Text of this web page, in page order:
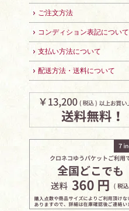
ご注文方法
コンディション表記について
支払い方法について
配送方法・送料について